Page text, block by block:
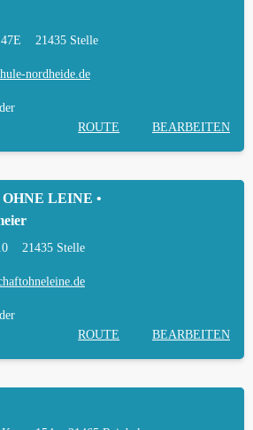
21435 Stelle
nordheide.de
ROUTE BEARBEITEN
LEINE •
21435 Stelle
ROUTE BEARBEITEN